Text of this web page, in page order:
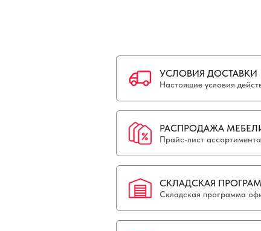
УСЛОВИЯ ДОСТАВКИ
Настоящие условия
РАСПРОДАЖА
Прайс-лист
СКЛАДСКАЯ
Складская программа